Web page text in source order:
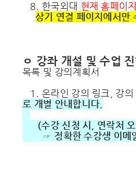
8. 한국외대 현재 홈페이
상기 연결 페이지에서만
ㅇ 강좌 개설 및 수업
목록 및 강의계획서
1. 온라인 강의 링크, 강
로 개별 안내합니다.
(수강 신청 시, 연락처 오
☞ 정확한 수강생 이메일